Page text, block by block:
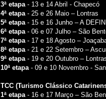
3ª etapa- 13 e 14 Abril - Chapecó
4ª etapa- 25 e 26 Maio – Lontras
5ª etapa- 15 e 16 Junho – A
6ª etapa- 06 e 07 Julho – São
7ª etapa- 17 e 18 Agosto –
8ª etapa- 21 e 22 Setembro –
9ª etapa- 19 e 20 Outubro –
10ª etapa- 09 e 10 Novembro -
TCC (Turismo Clássico
1ª etapa- 16 e 17 Março – São